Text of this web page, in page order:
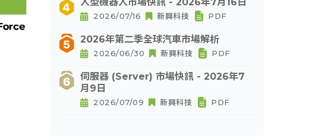
2026/07/16 新興科技 PDF
2026年第二季全球汽車市場解析
2026/06/30 新興科技 PDF
伺服器 (Server) 市場快訊 - 2026年7
月9日
2026/07/09 新興科技 PDF